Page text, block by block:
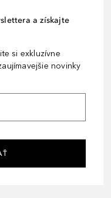
a získajte
si exkluzívne
novinky